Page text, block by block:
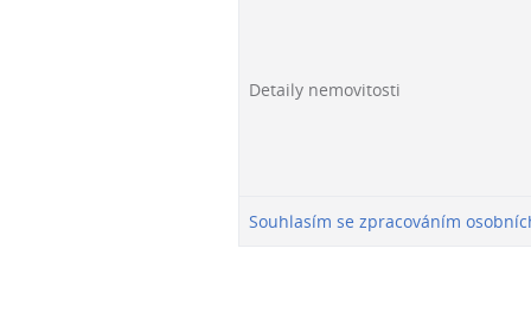
Detaily nemovitosti
Souhlasím se zpracováním